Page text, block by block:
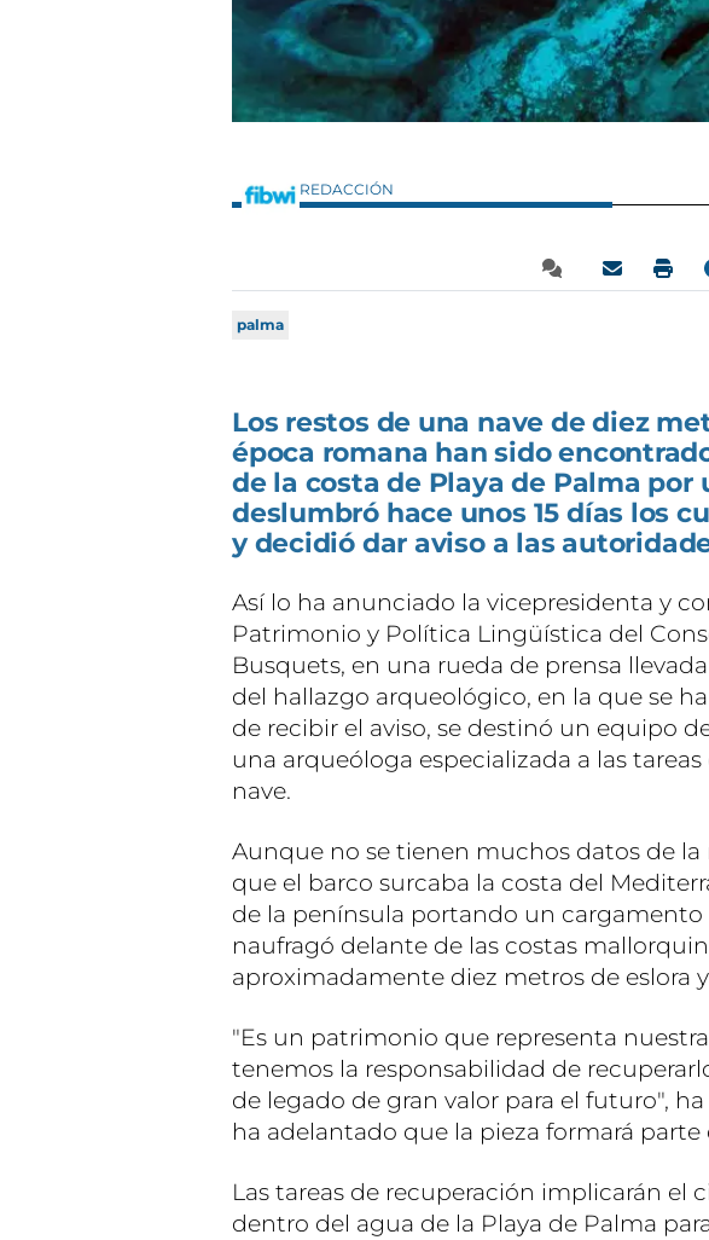
REDACCIÓN
palma
Los restos de una nave de diez
época romana han sido
de la costa de Playa de Palma por
deslumbró hace unos 15 días los
y decidió dar aviso a las
Así lo ha anunciado la vicepresidenta y
Patrimonio y Política Lingüística del
Busquets, en una rueda de prensa
del hallazgo arqueológico, en la que se
de recibir el aviso, se destinó un equipo
una arqueóloga especializada a las
nave.
Aunque no se tienen muchos datos de la
que el barco surcaba la costa del
de la península portando un cargamento
naufragó delante de las costas
aproximadamente diez metros de eslora
"Es un patrimonio que representa
tenemos la responsabilidad de
de legado de gran valor para el futuro",
ha adelantado que la pieza formará parte
Las tareas de recuperación implicarán el
dentro del agua de la Playa de Palma